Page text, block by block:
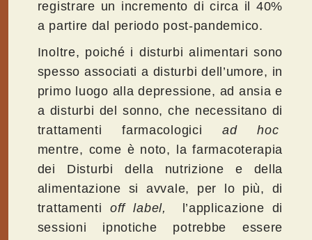
registrare un incremento di circa il 40%
a partire dal periodo post-pandemico.
Inoltre, poiché i disturbi alimentari sono
spesso associati a disturbi dell’umore, in
primo luogo alla depressione, ad ansia e
a disturbi del sonno, che necessitano di
trattamenti farmacologiciad hoc
mentre, come è noto, la farmacoterapia
dei Disturbi della nutrizione e della
alimentazione si avvale, per lo più, di
trattamenti off label, l’applicazione di
sessioni ipnotiche potrebbe essere